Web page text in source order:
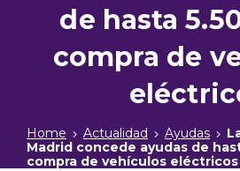
de hasta
compra de
Home Actualidad Ayudas
Madrid concede ayudas de
compra de vehículos eléctricos